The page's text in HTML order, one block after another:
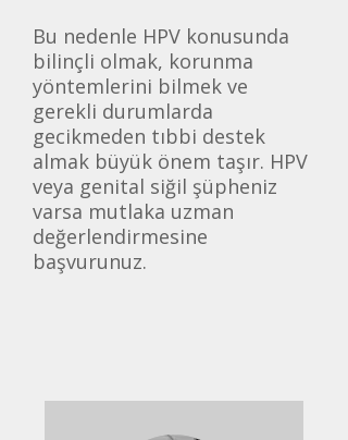
Bu nedenle HPV konusunda
bilinçli olmak, korunma
yöntemlerini bilmek ve
gerekli durumlarda
gecikmeden tıbbi destek
almak büyük önem taşır. HPV
veya genital siğil şüpheniz
varsa mutlaka uzman
değerlendirmesine
başvurunuz.